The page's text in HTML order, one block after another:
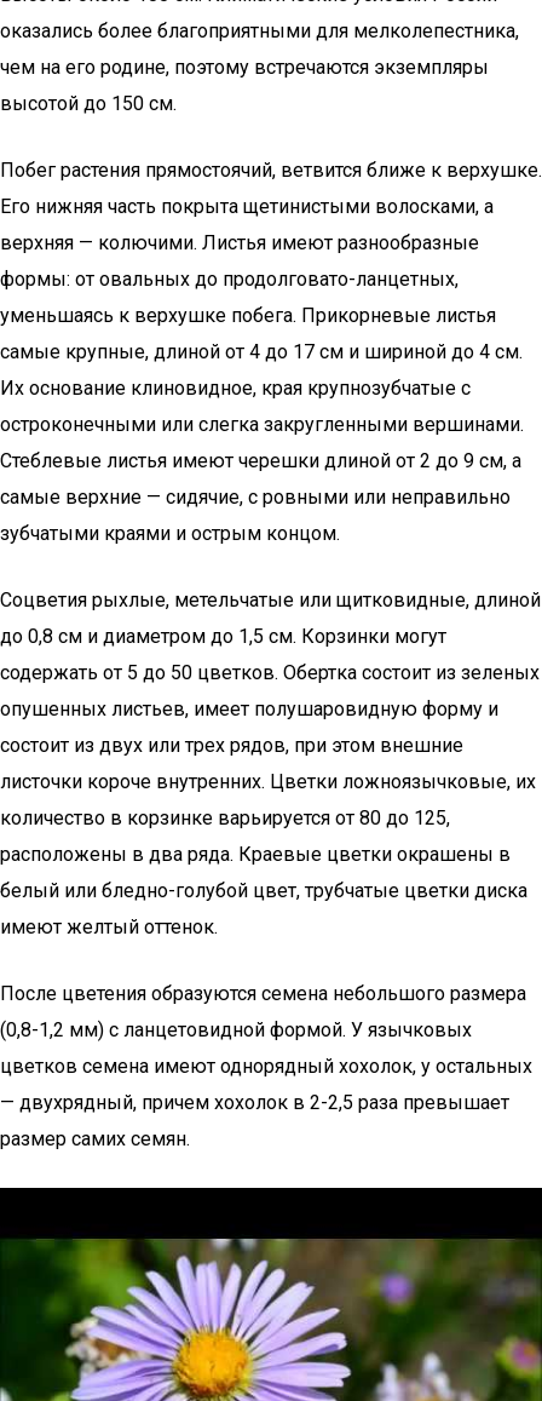
оказались более благоприятными для мелколепестника,
чем на его родине, поэтому встречаются экземпляры
высотой до 150 см.
Побег растения прямостоячий, ветвится ближе к верхушке.
Его нижняя часть покрыта щетинистыми волосками, а
верхняя — колючими. Листья имеют разнообразные
формы: от овальных до продолговато-ланцетных,
уменьшаясь к верхушке побега. Прикорневые листья
самые крупные, длиной от 4 до 17 см и шириной до 4 см.
Их основание клиновидное, края крупнозубчатые с
остроконечными или слегка закругленными вершинами.
Стеблевые листья имеют черешки длиной от 2 до 9 см, а
самые верхние — сидячие, с ровными или неправильно
зубчатыми краями и острым концом.
Соцветия рыхлые, метельчатые или щитковидные, длиной
до 0,8 см и диаметром до 1,5 см. Корзинки могут
содержать от 5 до 50 цветков. Обертка состоит из зеленых
опушенных листьев, имеет полушаровидную форму и
состоит из двух или трех рядов, при этом внешние
листочки короче внутренних. Цветки ложноязычковые, их
количество в корзинке варьируется от 80 до 125,
расположены в два ряда. Краевые цветки окрашены в
белый или бледно-голубой цвет, трубчатые цветки диска
имеют желтый оттенок.
После цветения образуются семена небольшого размера
(0,8-1,2 мм) с ланцетовидной формой. У язычковых
цветков семена имеют однорядный хохолок, у остальных
— двухрядный, причем хохолок в 2-2,5 раза превышает
размер самих семян.